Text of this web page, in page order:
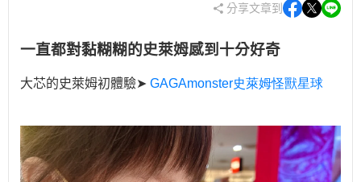
分享文章到
一直都對黏糊糊的史萊姆感到十分好奇
大芯的史萊姆初體驗➤ GAGAmonster史萊姆怪獸星球